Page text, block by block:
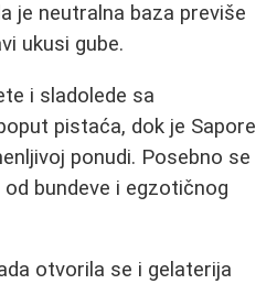
je neutralna baza previše
ukusi gube.
i sladolede sa
pistaća, dok je Sapore
ponudi. Posebno se
bundeve i egzotičnog
otvorila se i gelaterija